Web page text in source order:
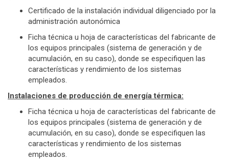
Certificado de la instalación individual diligenciado por la
administración autonómica
Ficha técnica u hoja de características del fabricante de
los equipos principales (sistema de generación y de
acumulación, en su caso), donde se especifiquen las
características y rendimiento de los sistemas
empleados.
Instalaciones de producción de energía térmica:
Ficha técnica u hoja de características del fabricante de
los equipos principales (sistema de generación y de
acumulación, en su caso), donde se especifiquen las
características y rendimiento de los sistemas
empleados.